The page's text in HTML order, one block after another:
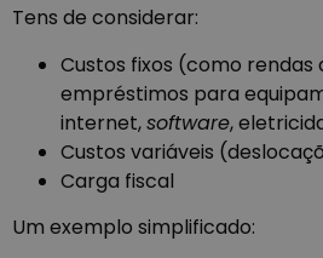
Tens de considerar:
Custos fixos (como rendas
empréstimos para
internet,software,
Custos variáveis
Carga fiscal
Um exemplo simplificado: